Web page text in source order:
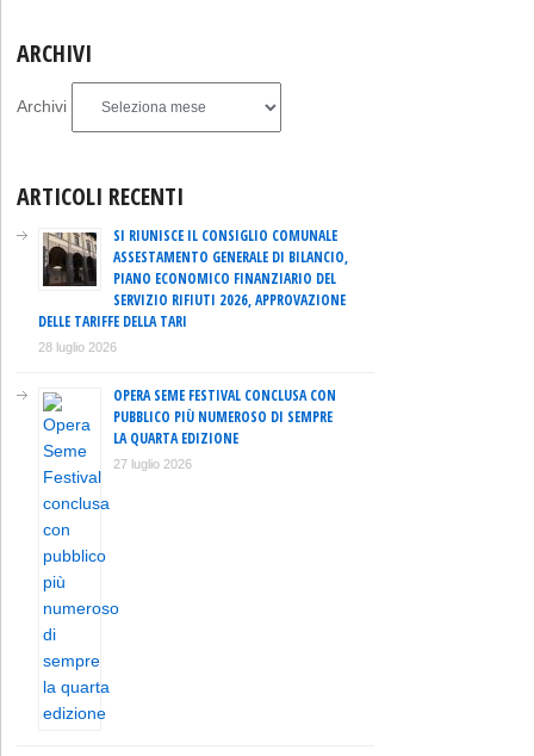
ARCHIVI
Archivi
ARTICOLI RECENTI
SI RIUNISCE IL CONSIGLIO COMUNALE
ASSESTAMENTO GENERALE DI BILANCIO,
PIANO ECONOMICO FINANZIARIO DEL
SERVIZIO RIFIUTI 2026, APPROVAZIONE
DELLE TARIFFE DELLA TARI
28 luglio 2026
OPERA SEME FESTIVAL CONCLUSA CON
PUBBLICO PIÙ NUMEROSO DI SEMPRE
LA QUARTA EDIZIONE
27 luglio 2026